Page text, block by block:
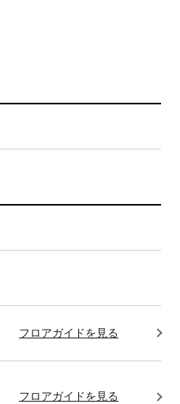
フロアガイドを見る
フロアガイドを見る